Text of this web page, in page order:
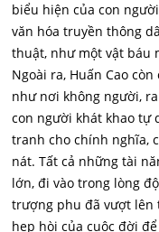
biểu hiện của con
văn hóa truyền thông
thuật, như một vật báu
Ngoài ra, Huấn Cao
như nơi không người,
con người khát khao tự
tranh cho chính nghĩa,
nát. Tất cả những tài
lớn, đi vào trong lòng
trượng phu đã vượt lên
hẹp hòi của cuộc đời để